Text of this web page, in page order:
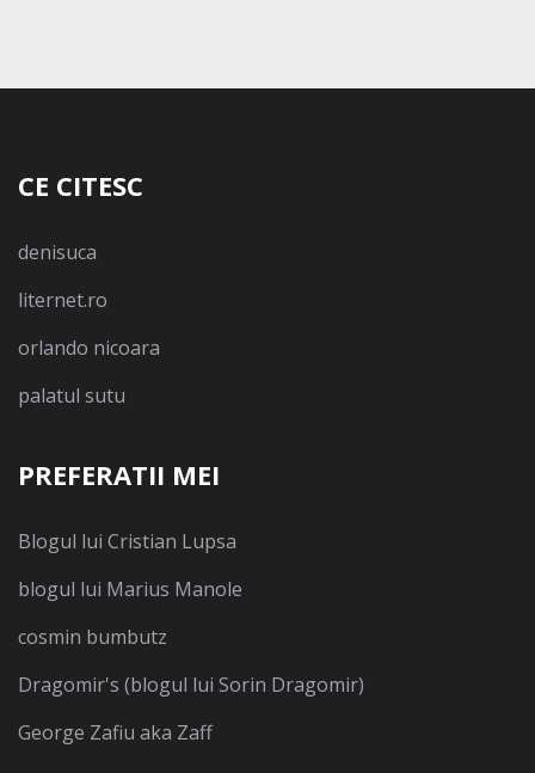
CE CITESC
denisuca
liternet.ro
orlando nicoara
palatul sutu
PREFERATII MEI
Blogul lui Cristian Lupsa
blogul lui Marius Manole
cosmin bumbutz
Dragomir's (blogul lui Sorin Dragomir)
George Zafiu aka Zaff